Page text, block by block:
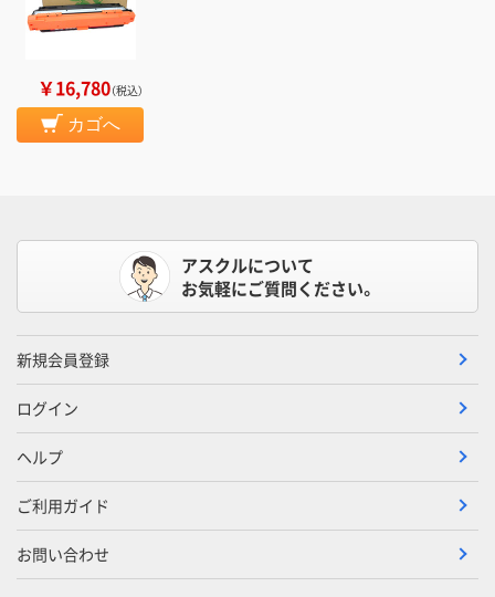
￥16,780（税込）
カゴへ
アスクルについて
お気軽にご質問ください。
新規会員登録
ログイン
ヘルプ
ご利用ガイド
お問い合わせ